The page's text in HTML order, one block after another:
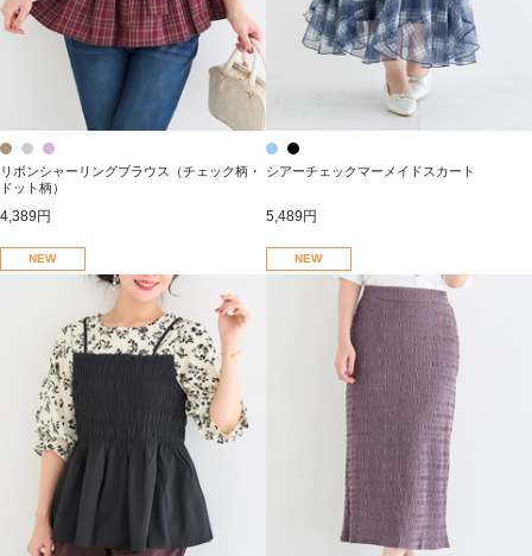
リボンシャーリングブラウス（チェック柄・
ドット柄）
4,389円
シアーチェックマーメイドスカート
5,489円
NEW NEW